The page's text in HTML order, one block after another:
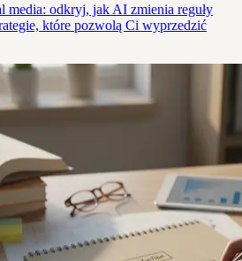
media: odkryj, jak AI zmienia reguły
które pozwolą Ci wyprzedzić